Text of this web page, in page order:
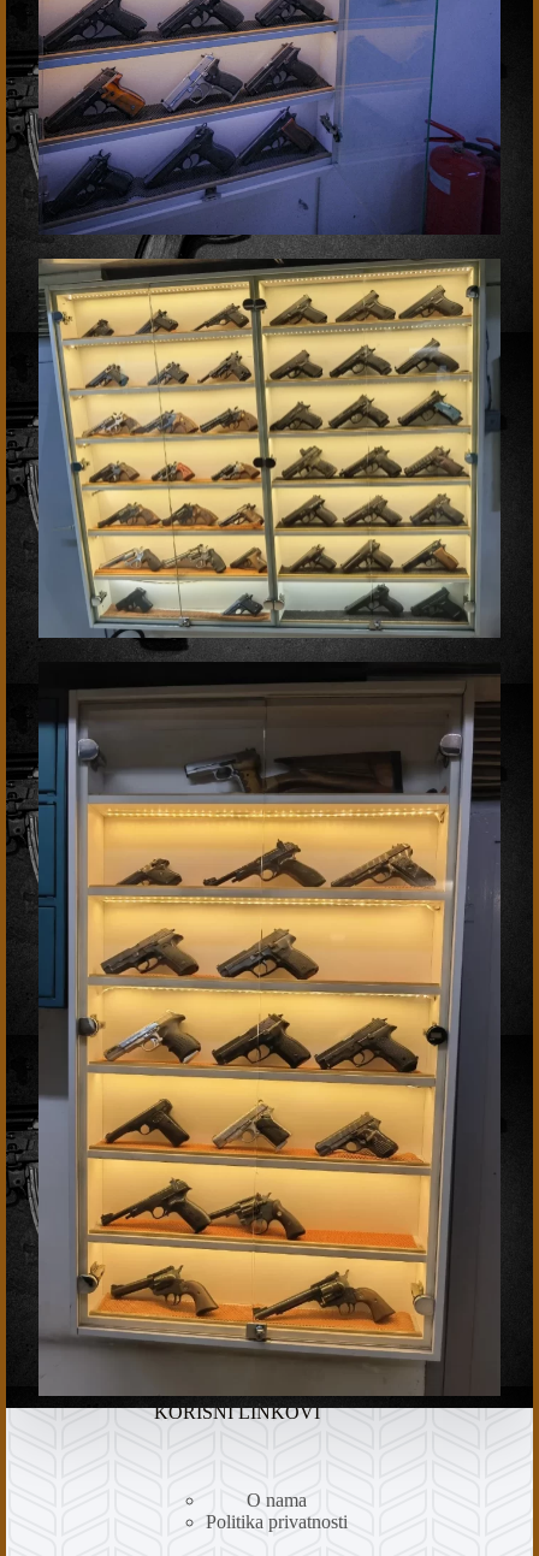
KORISNI LINKOVI
O nama
Politika privatnosti